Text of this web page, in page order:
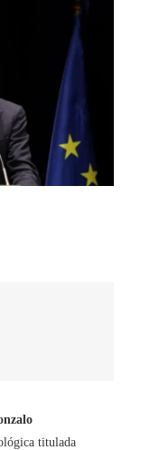
titulada